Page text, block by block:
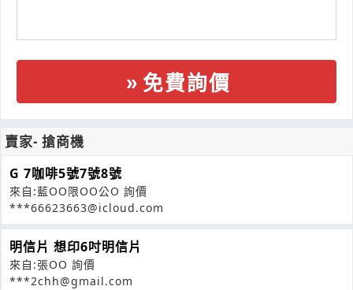
免費詢價
賣家- 搶商機
G 7咖啡5號7號8號
來自:藍OO限OO公O 詢價
***66623663@icloud.com
明信片 想印6吋明信片
來自:張OO 詢價
***2chh@gmail.com